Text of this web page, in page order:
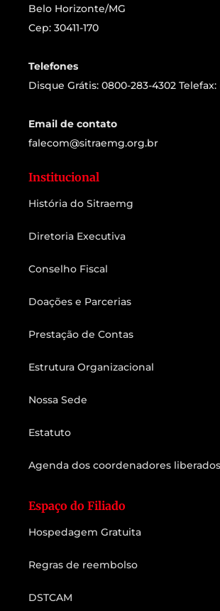
Belo Horizonte/MG
Cep: 30411-170
Telefones
Disque Grátis: 0800-283-4302 Telefax:
Email de contato
falecom@sitraemg.org.br
Institucional
História do Sitraemg
Diretoria Executiva
Conselho Fiscal
Doações e Parcerias
Prestação de Contas
Estrutura Organizacional
Nossa Sede
Estatuto
Agenda dos coordenadores liberados
Espaço do Filiado
Hospedagem Gratuita
Regras de reembolso
DSTCAM